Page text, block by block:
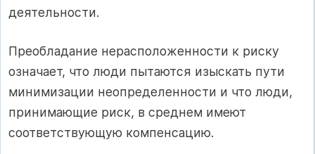
деятельности.
Преобладание нерасположенности к риску
означает, что люди пытаются изыскать пути
минимизации неопределенности и что люди,
принимающие риск, в среднем имеют
соответствующую компенсацию.